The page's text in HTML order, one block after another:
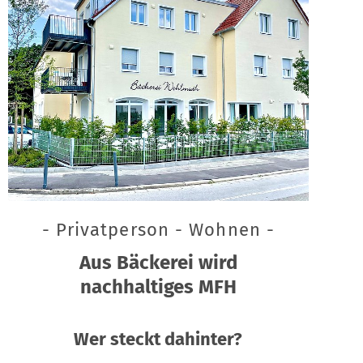
- Privatperson - Wohnen -
Aus Bäckerei wird
nachhaltiges MFH
Wer steckt dahinter?